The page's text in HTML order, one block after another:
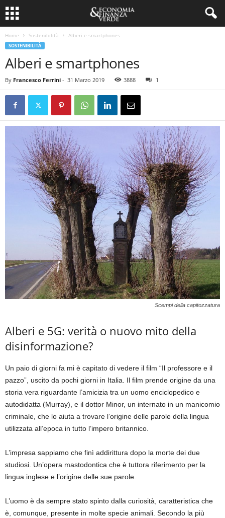
Home Sostenibilità Alberi e smartphones
SOSTENIBILITÀ
Alberi e smartphones
By Francesco Ferrini - 31 Marzo 2019 3888 1
Scempi della capitozzatura
Alberi e 5G: verità o nuovo mito della
disinformazione?
Un paio di giorni fa mi è capitato di vedere il film “Il professore e il
pazzo”, uscito da pochi giorni in Italia. Il film prende origine da una
storia vera riguardante l’amicizia tra un uomo enciclopedico e
autodidatta (Murray), e il dottor Minor, un internato in un manicomio
criminale, che lo aiuta a trovare l’origine delle parole della lingua
utilizzata all’epoca in tutto l’impero britannico.
L’impresa sappiamo che finì addirittura dopo la morte dei due
studiosi. Un’opera mastodontica che è tuttora riferimento per la
lingua inglese e l’origine delle sue parole.
L’uomo è da sempre stato spinto dalla curiosità, caratteristica che
è, comunque, presente in molte specie animali. Secondo la più